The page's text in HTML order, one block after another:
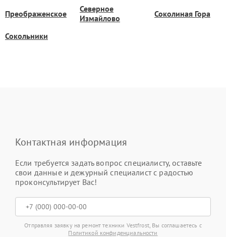
Преображенское
Северное
Измайлово
Соколиная Гора
Сокольники
Контактная информация
Если требуется задать вопрос специалисту, оставьте
свои данные и дежурный специалист с радостью
проконсультирует Вас!
Отправляя заявку на ремонт техники Vestfrost, Вы соглашаетесь с
Политикой конфиденциальности